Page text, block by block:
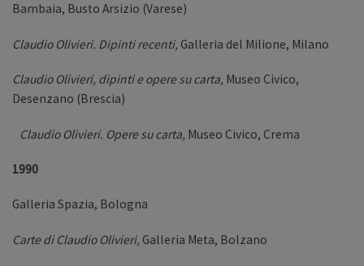
Bambaia, Busto Arsizio (Varese)
Claudio Olivieri. Dipinti recenti, Galleria del Milione, Milano
Claudio Olivieri, dipinti e opere su carta, Museo Civico,
Desenzano (Brescia)
Claudio Olivieri. Opere su carta, Museo Civico, Crema
1990
Galleria Spazia, Bologna
Carte di Claudio Olivieri, Galleria Meta, Bolzano